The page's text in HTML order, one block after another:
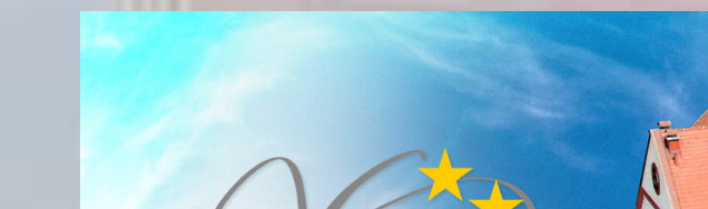
to
content